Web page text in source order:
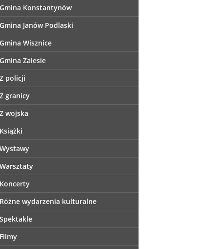
Gmina Konstantynów
Gmina Janów Podlaski
Gmina Wisznice
Gmina Zalesie
Z policji
Z granicy
Z wojska
Książki
Wystawy
Warsztaty
Koncerty
Różne wydarzenia kulturalne
Spektakle
Filmy